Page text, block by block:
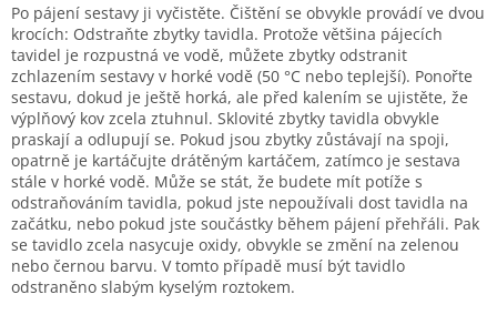
Po pájení sestavy ji vyčistěte. Čištění se obvykle provádí ve dvou
krocích: Odstraňte zbytky tavidla. Protože většina pájecích
tavidel je rozpustná ve vodě, můžete zbytky odstranit
zchlazením sestavy v horké vodě (50 °C nebo teplejší). Ponořte
sestavu, dokud je ještě horká, ale před kalením se ujistěte, že
výplňový kov zcela ztuhnul. Sklovité zbytky tavidla obvykle
praskají a odlupují se. Pokud jsou zbytky zůstávají na spoji,
opatrně je kartáčujte drátěným kartáčem, zatímco je sestava
stále v horké vodě. Může se stát, že budete mít potíže s
odstraňováním tavidla, pokud jste nepoužívali dost tavidla na
začátku, nebo pokud jste součástky během pájení přehřáli. Pak
se tavidlo zcela nasycuje oxidy, obvykle se změní na zelenou
nebo černou barvu. V tomto případě musí být tavidlo
odstraněno slabým kyselým roztokem.